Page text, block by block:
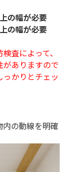
の幅が必要
の幅が必要
検査によって、
がありますので
かりとチェッ
内の動線を明確